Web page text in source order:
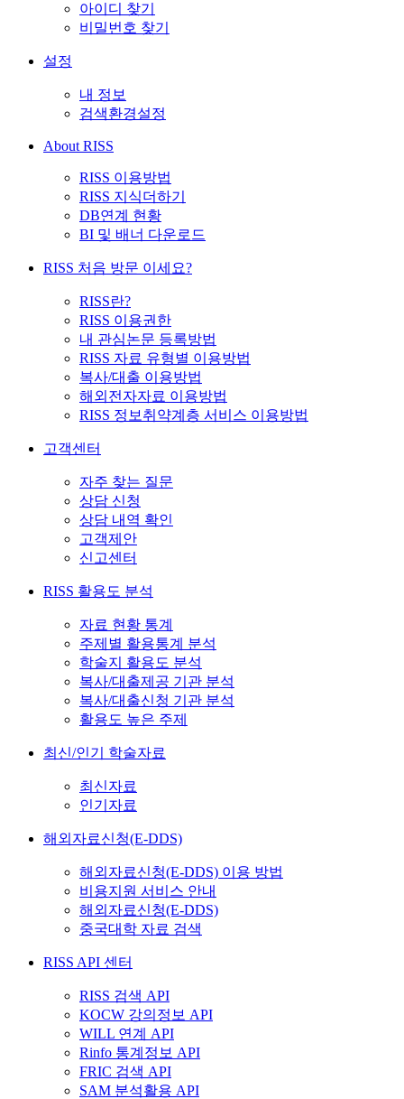
아이디 찾기
비밀번호 찾기
설정
내 정보
검색환경설정
About RISS
RISS 이용방법
RISS 지식더하기
DB연계 현황
BI 및 배너 다운로드
RISS 처음 방문 이세요?
RISS란?
RISS 이용권한
내 관심논문 등록방법
RISS 자료 유형별 이용방법
복사/대출 이용방법
해외전자자료 이용방법
RISS 정보취약계층 서비스 이용방법
고객센터
자주 찾는 질문
상담 신청
상담 내역 확인
고객제안
신고센터
RISS 활용도 분석
자료 현황 통계
주제별 활용통계 분석
학술지 활용도 분석
복사/대출제공 기관 분석
복사/대출신청 기관 분석
활용도 높은 주제
최신/인기 학술자료
최신자료
인기자료
해외자료신청(E-DDS)
해외자료신청(E-DDS) 이용 방법
비용지원 서비스 안내
해외자료신청(E-DDS)
중국대학 자료 검색
RISS API 센터
RISS 검색 API
KOCW 강의정보 API
WILL 연계 API
Rinfo 통계정보 API
FRIC 검색 API
SAM 분석활용 API